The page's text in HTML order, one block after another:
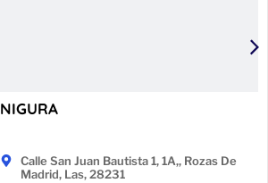
NIGURA
Calle San Juan Bautista 1, 1A,, Rozas De
Madrid, Las, 28231